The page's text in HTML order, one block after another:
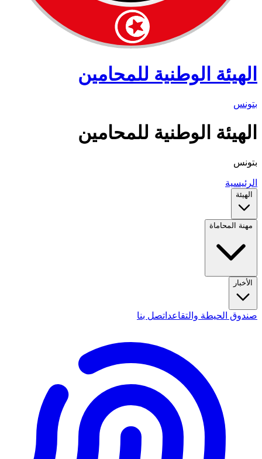
الهيئة الوطنية للمحامين
بتونس
الهيئة الوطنية للمحامين
بتونس
الرئيسية
الهيئة
مهنة المحاماة
الأخبار
صندوق الحيطة والتقاعد اتصل بنا